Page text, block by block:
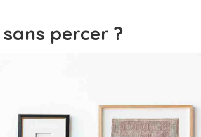
percer ?